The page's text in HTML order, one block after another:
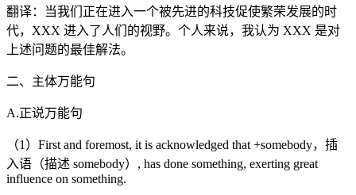
翻译：当我们正在进入一个被先进的科技促使繁荣发展的时
代，XXX 进入了人们的视野。个人来说，我认为 XXX 是对
上述问题的最佳解法。
二、主体万能句
A.正说万能句
（1）First and foremost, it is acknowledged that +somebody，插
入语（描述 somebody）, has done something, exerting great
influence on something.